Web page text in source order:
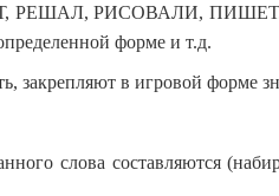
РИСОВАЛИ, ПИШЕТ.
форме и т.д.
закрепляют в игровой форме
слова составляются